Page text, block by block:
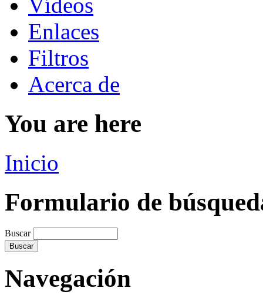
Enlaces
Filtros
Acerca de
You are here
Inicio
Formulario de
Buscar
Navegación